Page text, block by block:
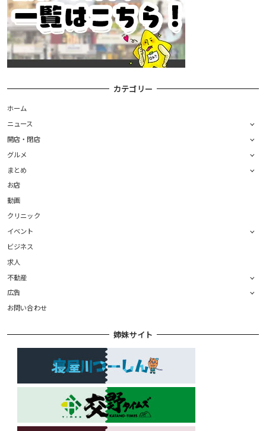
カテゴリー
ホーム
ニュース
開店・閉店
グルメ
まとめ
お店
動画
クリニック
イベント
ビジネス
求人
不動産
広告
お問い合わせ
姉妹サイト